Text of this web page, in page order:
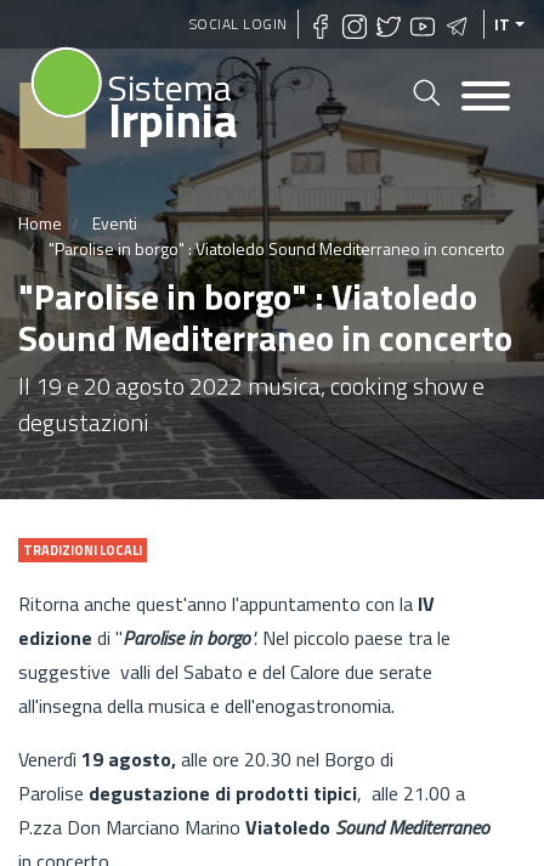
Salta
al
contenuto
principale
SOCIAL LOGIN IT
Sistema
Irpinia
Home
Eventi
"Parolise in borgo" : Viatoledo Sound Mediterraneo in concerto
"Parolise in borgo" : Viatoledo
Sound Mediterraneo in concerto
Il 19 e 20 agosto 2022 musica, cooking show e
degustazioni
TRADIZIONI LOCALI
Ritorna anche quest'anno l'appuntamento con la IV
edizione di "Parolise in borgo". Nel piccolo paese tra le
suggestive valli del Sabato e del Calore due serate
all'insegna della musica e dell'enogastronomia.
Venerdì 19 agosto,alle ore 20.30 nel Borgo di
Parolise degustazione di prodotti tipici, alle 21.00 a
P.zza Don Marciano Marino Viatoledo Sound Mediterraneo